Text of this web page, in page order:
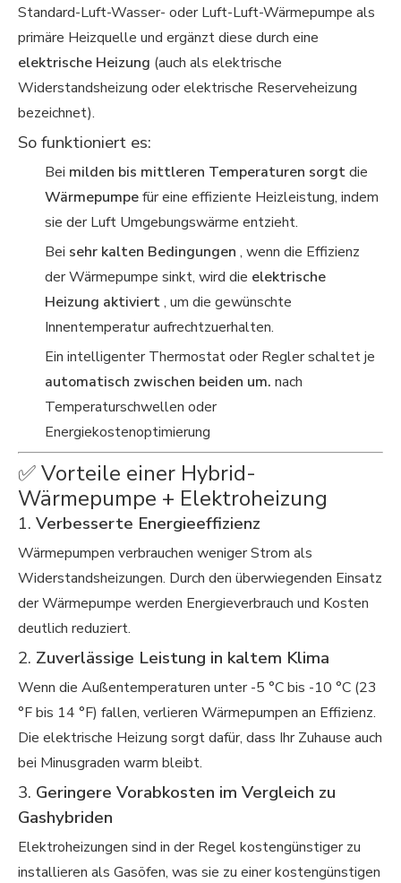
Standard-Luft-Wasser- oder Luft-Luft-Wärmepumpe als
primäre Heizquelle und ergänzt diese durch eine
elektrische Heizung (auch als elektrische
Widerstandsheizung oder elektrische Reserveheizung
bezeichnet).
So funktioniert es:
Bei milden bis mittleren Temperaturen sorgtdie
Wärmepumpefür eine effiziente Heizleistung, indem
sie der Luft Umgebungswärme entzieht.
Bei sehr kalten Bedingungen , wenn die Effizienz
der Wärmepumpe sinkt, wird die elektrische
Heizung aktiviert, um die gewünschte
Innentemperatur aufrechtzuerhalten.
Ein intelligenter Thermostat oder Regler schaltet je
automatisch zwischen beiden um. nach
Temperaturschwellen oder
Energiekostenoptimierung
✅ Vorteile einer Hybrid-
Wärmepumpe + Elektroheizung
1. Verbesserte Energieeffizienz
Wärmepumpen verbrauchen weniger Strom als
Widerstandsheizungen. Durch den überwiegenden Einsatz
der Wärmepumpe werden Energieverbrauch und Kosten
deutlich reduziert.
2. Zuverlässige Leistung in kaltem Klima
Wenn die Außentemperaturen unter -5 °C bis -10 °C (23
°F bis 14 °F) fallen, verlieren Wärmepumpen an Effizienz.
Die elektrische Heizung sorgt dafür, dass Ihr Zuhause auch
bei Minusgraden warm bleibt.
3. Geringere Vorabkosten im Vergleich zu
Gashybriden
Elektroheizungen sind in der Regel kostengünstiger zu
installieren als Gasöfen, was sie zu einer kostengünstigen